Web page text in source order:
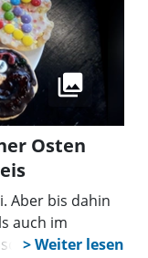
Osten
Aber bis dahin
auch im
gefeiert.